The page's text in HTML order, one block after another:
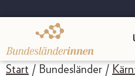
Start / Bundesländer /